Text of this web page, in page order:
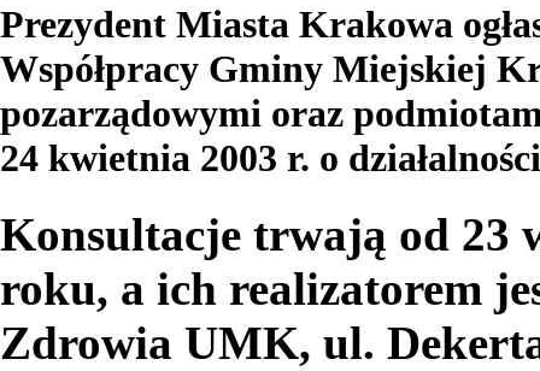
Prezydent Miasta Krakowa
Współpracy Gminy Miejskiej
pozarządowymi oraz
24 kwietnia 2003 r. o
Konsultacje trwają od 23
roku, a ich realizatorem
Zdrowia UMK, ul.